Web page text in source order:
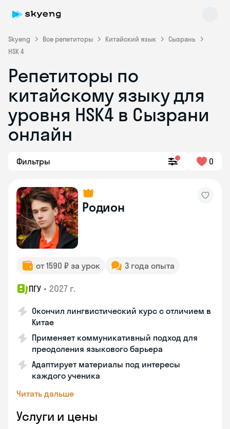
Skyeng Все репетиторы Китайский язык
Сызрань
HSK 4
Репетиторы по
китайскому языку для
уровня HSK4 в Сызрани
онлайн
Фильтры 0
Родион
от 1590 ₽ за урок 3 года опыта
ПГУ • 2027 г.
Окончил лингвистический курс с отличием в
Китае
Применяет коммуникативный подход для
преодоления языкового барьера
Адаптирует материалы под интересы
каждого ученика
Читать дальше
Услуги и цены
Skyeng Chat
online